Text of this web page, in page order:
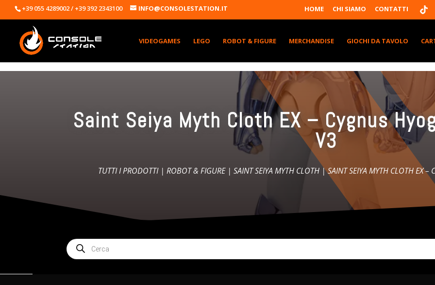
+39 055 4289002 / +39 392 2343100 INFO@CONSOLESTATION.IT HOME CHI SIAMO CONTATTI
K
K
VIDEOGAMES LEGO ROBOT & FIGURE MERCHANDISE GIOCHI DA TAVOLO
Saint Seiya Myth Cloth EX – Cygnus
V3
TUTTI I PRODOTTI| ROBOT & FIGURE| SAINT SEIYA MYTH CLOTH | SAINT SEIYA MYTH CLOTH EX
Products
search